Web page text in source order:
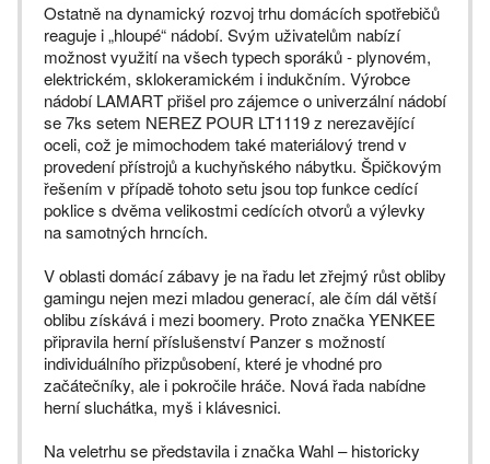
Ostatně na dynamický rozvoj trhu domácích spotřebičů
reaguje i „hloupé“ nádobí. Svým uživatelům nabízí
možnost využití na všech typech sporáků - plynovém,
elektrickém, sklokeramickém i indukčním. Výrobce
nádobí LAMART přišel pro zájemce o univerzální nádobí
se 7ks setem NEREZ POUR LT1119 z nerezavějící
oceli, což je mimochodem také materiálový trend v
provedení přístrojů a kuchyňského nábytku. Špičkovým
řešením v případě tohoto setu jsou top funkce cedící
poklice s dvěma velikostmi cedících otvorů a výlevky
na samotných hrncích.
V oblasti domácí zábavy je na řadu let zřejmý růst obliby
gamingu nejen mezi mladou generací, ale čím dál větší
oblibu získává i mezi boomery. Proto značka YENKEE
připravila herní příslušenství Panzer s možností
individuálního přizpůsobení, které je vhodné pro
začátečníky, ale i pokročile hráče. Nová řada nabídne
herní sluchátka, myš i klávesnici.
Na veletrhu se představila i značka Wahl – historicky